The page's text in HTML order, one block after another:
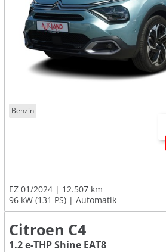
Benzin
EZ 01/2024
12.507 km
96 kW (131 PS)
Automatik
Citroen C4
1.2 e-THP Shine EAT8